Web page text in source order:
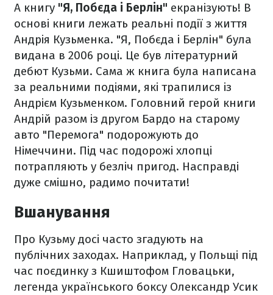
А книгу "Я, Побєда і Берлін" екранізують! В
основі книги лежать реальні події з життя
Андрія Кузьменка. "Я, Побєда і Берлін" була
видана в 2006 році. Це був літературний
дебют Кузьми. Сама ж книга була написана
за реальними подіями, які трапилися із
Андрієм Кузьменком. Головний герой книги
Андрій разом із другом Бардо на старому
авто "Перемога" подорожують до
Німеччини. Під час подорожі хлопці
потрапляють у безліч пригод. Насправді
дуже смішно, радимо почитати!
Вшанування
Про Кузьму досі часто згадують на
публічних заходах. Наприклад, у Польщі під
час поєдинку з Кшиштофом Гловацьки,
легенда українського боксу Олександр Усик